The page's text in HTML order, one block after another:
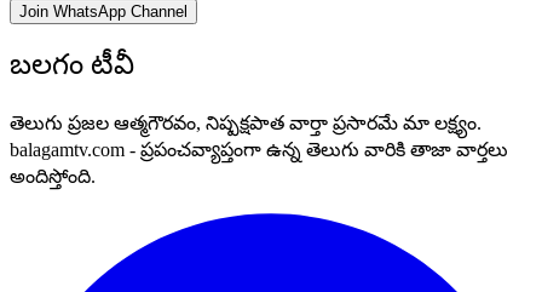
Join WhatsApp Channel
బలగం టీవీ
తెలుగు ప్రజల ఆత్మగౌరవం, నిష్పక్షపాత వార్తా ప్రసారమే మా లక్ష్యం.
balagamtv.com - ప్రపంచవ్యాప్తంగా ఉన్న తెలుగు వారికి తాజా వార్తలు
అందిస్తోంది.